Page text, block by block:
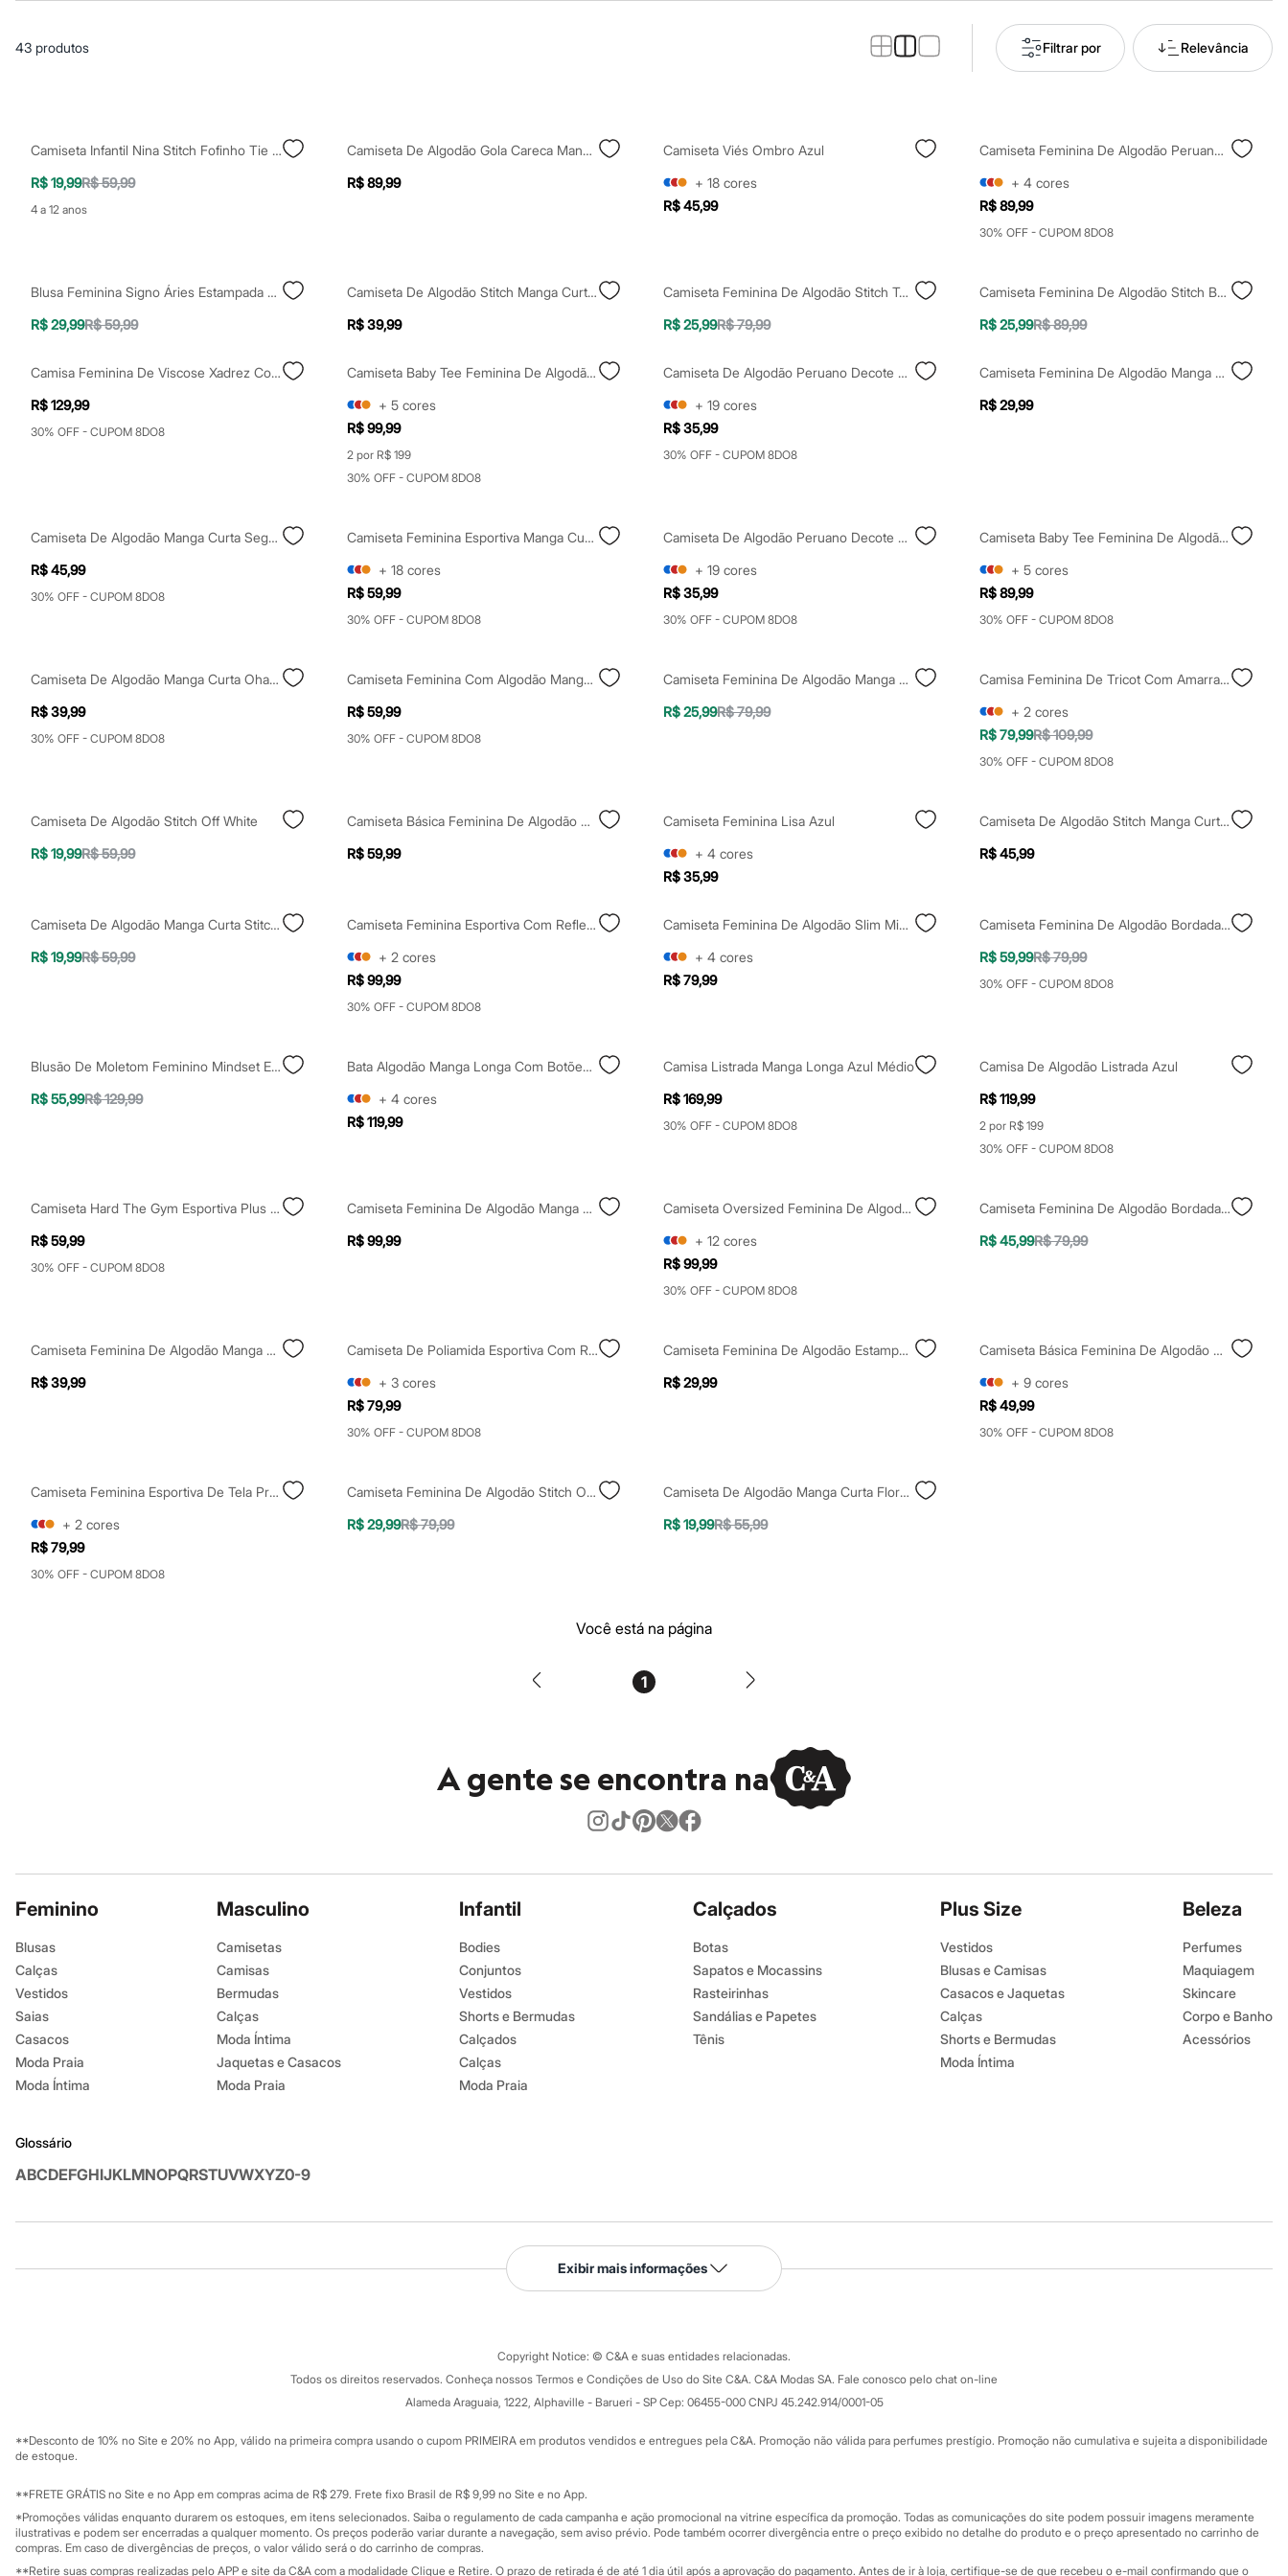
Casacos e Jaquetas
Macacões
Saias
Bonés e Chapéus
Bijoux
Cintos
Óculos
Relógios
Sandálias
Sapatilhas
Tênis
City
Clock House
Mindset
Sawary
Yessica
Shorts e Bermudas
Moda íntima
Calcinhas
Moda praia
Maiôs
Saídas de praia
Personagens
Casacos e Jaquetas
Jeans
Moda esportiva
Shorts e Saias
Em alta
Dia dos Pais
Inverno
Novidades
Camisetas e Regatas
Casacos e Jaquetas
Jeans
Polos
Óculos
Calçados
Botas
Moda esportiva
Bermudas
Cuecas
Pijamas
Moda praia
Personagens
Plus size
10 a 16 anos
Roupas menino
Chapéus
Calçados
Botas
Rasteirinhas
Tênis
Miss Fifteen
Sungas
Personagens
Disney
Homem Aranha
Minecraft
Naruto
43 produtos Filtrar por Relevância
Camiseta Infantil Nina Stitch Fofinho Tie Dye Azul
R$ 19,99R$ 59,99
4 a 12 anos
Camiseta De Algodão Gola Careca Manga Curta Tie Dye Yoga Esportivo Azul
R$ 89,99
Camiseta Viés Ombro Azul
+ 18 cores
R$ 45,99
Camiseta Feminina De Algodão Peruano Mindset Azul
+ 4 cores
R$ 89,99
30% OFF - CUPOM 8DO8
Blusa Feminina Signo Áries Estampada Tie Dye Manga Curta Decote Redondo Pink
R$ 29,99R$ 59,99
Camiseta De Algodão Stitch Manga Curta Azul Marinho
R$ 39,99
Camiseta Feminina De Algodão Stitch Texturizada Amarela
R$ 25,99R$ 79,99
Camiseta Feminina De Algodão Stitch Bege
R$ 25,99R$ 89,99
Camisa Feminina De Viscose Xadrez Colorida
R$ 129,99
30% OFF - CUPOM 8DO8
Camiseta Baby Tee Feminina De Algodão Peruano Mindset Preta
+ 5 cores
R$ 99,99
2 por R$ 199
30% OFF - CUPOM 8DO8
Camiseta De Algodão Peruano Decote V Azul
+ 19 cores
R$ 35,99
30% OFF - CUPOM 8DO8
Camiseta Feminina De Algodão Manga Curta Signo Gêmeos Azul
R$ 29,99
Camiseta De Algodão Manga Curta Segurando A Barra Preta
R$ 45,99
30% OFF - CUPOM 8DO8
Camiseta Feminina Esportiva Manga Curta Com Listras Azul
+ 18 cores
R$ 59,99
30% OFF - CUPOM 8DO8
Camiseta De Algodão Peruano Decote V - Chumbo
+ 19 cores
R$ 35,99
30% OFF - CUPOM 8DO8
Camiseta Baby Tee Feminina De Algodão Peruano Mindset Branca
+ 5 cores
R$ 89,99
30% OFF - CUPOM 8DO8
Camiseta De Algodão Manga Curta Ohana Stitch Azul
R$ 39,99
30% OFF - CUPOM 8DO8
Camiseta Feminina Com Algodão Manga Longa Listrada Colorida
R$ 59,99
30% OFF - CUPOM 8DO8
Camiseta Feminina De Algodão Manga Curta Stitch Amarela
R$ 25,99R$ 79,99
Camisa Feminina De Tricot Com Amarração Bicolor Azul
+ 2 cores
R$ 79,99R$ 109,99
30% OFF - CUPOM 8DO8
Camiseta De Algodão Stitch Off White
R$ 19,99R$ 59,99
Camiseta Básica Feminina De Algodão Com Decote V Azul
R$ 59,99
Camiseta Feminina Lisa Azul
+ 4 cores
R$ 35,99
Camiseta De Algodão Stitch Manga Curta Cinza Mescla
R$ 45,99
Camiseta De Algodão Manga Curta Stitch Off White
R$ 19,99R$ 59,99
Camiseta Feminina Esportiva Com Refletivos Plus Size Azul
+ 2 cores
R$ 99,99
30% OFF - CUPOM 8DO8
Camiseta Feminina De Algodão Slim Mindset Azul
+ 4 cores
R$ 79,99
Camiseta Feminina De Algodão Bordada Palmeira Azul
R$ 59,99R$ 79,99
30% OFF - CUPOM 8DO8
Blusão De Moletom Feminino Mindset Estampada Tie Dye Com Capuz E Bolso Off White
R$ 55,99R$ 129,99
Bata Algodão Manga Longa Com Botões Listrada Azul
+ 4 cores
R$ 119,99
Camisa Listrada Manga Longa Azul Médio
R$ 169,99
30% OFF - CUPOM 8DO8
Camisa De Algodão Listrada Azul
R$ 119,99
2 por R$ 199
30% OFF - CUPOM 8DO8
Camiseta Hard The Gym Esportiva Plus Size Azul
R$ 59,99
30% OFF - CUPOM 8DO8
Camiseta Feminina De Algodão Manga Curta Oasis Preta
R$ 99,99
Camiseta Oversized Feminina De Algodão Peruano Interlock Azul
+ 12 cores
R$ 99,99
30% OFF - CUPOM 8DO8
Camiseta Feminina De Algodão Bordada Azul
R$ 45,99R$ 79,99
Camiseta Feminina De Algodão Manga Curta Estampado Azul
R$ 39,99
Camiseta De Poliamida Esportiva Com Recorte Azul
+ 3 cores
R$ 79,99
30% OFF - CUPOM 8DO8
Camiseta Feminina De Algodão Estampada Amarela
R$ 29,99
Camiseta Básica Feminina De Algodão Peruano Manga Curta Azul
+ 9 cores
R$ 49,99
30% OFF - CUPOM 8DO8
Camiseta Feminina Esportiva De Tela Preta
+ 2 cores
R$ 79,99
30% OFF - CUPOM 8DO8
Camiseta Feminina De Algodão Stitch Off White
R$ 29,99R$ 79,99
Camiseta De Algodão Manga Curta Floral Azul
R$ 19,99R$ 55,99
Você está na página
1
A gente se encontra na
Feminino
Blusas
Calças
Vestidos
Saias
Casacos
Moda Praia
Moda Íntima
Masculino
Camisetas
Camisas
Bermudas
Calças
Moda Íntima
Jaquetas e Casacos
Moda Praia
Infantil
Bodies
Conjuntos
Vestidos
Shorts e Bermudas
Calçados
Calças
Moda Praia
Calçados
Botas
Sapatos e Mocassins
Rasteirinhas
Sandálias e Papetes
Tênis
Plus Size
Vestidos
Blusas e Camisas
Casacos e Jaquetas
Calças
Shorts e Bermudas
Moda Íntima
Beleza
Perfumes
Maquiagem
Skincare
Corpo e Banho
Acessórios
Glossário
ABCDEFGHIJKLMNOPQRSTUVWXYZ0-9
Mapa do site
Investidores
Privacidade
Configuração de cookies
Minha privacidade
C&A Pay
Sobre o C&A Pay
Governança
Educação financeira
Sustentabilidade
Serviços
Tipos de serviços
Formas de pagamento
Todas as vantagens
Minha C&A
Cupons de desconto
Atendimento
Fale conosco
Central de ética
Eventos
Exibir mais informações
Copyright Notice: © C&A e suas entidades relacionadas.
Todos os direitos reservados. Conheça nossos Termos e Condições de Uso do Site C&A. C&A Modas SA. Fale conosco pelo chat on-line
Alameda Araguaia, 1222, Alphaville - Barueri - SP Cep: 06455-000 CNPJ 45.242.914/0001-05
**Desconto de 10% no Site e 20% no App, válido na primeira compra usando o cupom PRIMEIRA em produtos vendidos e entregues pela C&A. Promoção não válida para perfumes prestígio. Promoção não cumulativa e sujeita a disponibilidade
de estoque.
**FRETE GRÁTIS no Site e no App em compras acima de R$ 279. Frete fixo Brasil de R$ 9,99 no Site e no App.
*Promoções válidas enquanto durarem os estoques, em itens selecionados. Saiba o regulamento de cada campanha e ação promocional na vitrine específica da promoção. Todas as comunicações do site podem possuir imagens meramente
ilustrativas e podem ser encerradas a qualquer momento. Os preços poderão variar durante a navegação, sem aviso prévio. Pode também ocorrer divergência entre o preço exibido no detalhe do produto e o preço apresentado no carrinho de
compras. Em caso de divergências de preços, o valor válido será o do carrinho de compras.
**Retire suas compras realizadas pelo APP e site da C&A com a modalidade Clique e Retire. O prazo de retirada é de até 1 dia útil após a aprovação do pagamento. Antes de ir à loja, certifique-se de que recebeu o e-mail confirmando que o